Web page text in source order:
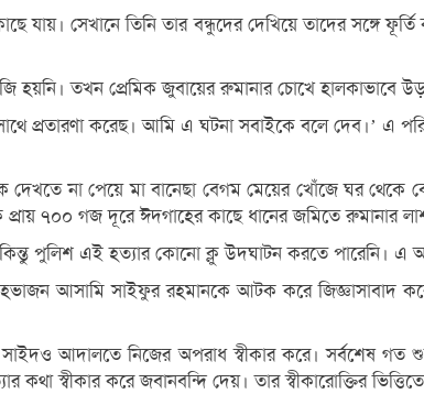
সেখানে তিনি তার বন্ধুদের দেখিয়ে তাদের সঙ্গে
হয়নি। তখন প্রেমিক জুবায়ের রুমানার চোখে হালকাভাবে
প্রতারণা করেছ। আমি এ ঘ্টনা সবাইকে বলে দেব।’ এ
না পেয়ে মা বানেছা বেগম মেয়ের খোঁজে ঘর
প্রায় ৭০০ গজ দূরে ঈদগাহের কাছে ধানের জমিতে রুমানার
পুলিশ এই হত্যার কোনো ক্লু উদঘাটন করতে পারেনি। এ
আসামি সাইফুর রহমানকে আটক করে জিজ্ঞাসাবাদ
আদালতে নিজের অপরাধ স্বীকার করে। সর্বশেষ
স্বীকার করে জবানবন্দি দেয়। তার স্বীকারোক্তির